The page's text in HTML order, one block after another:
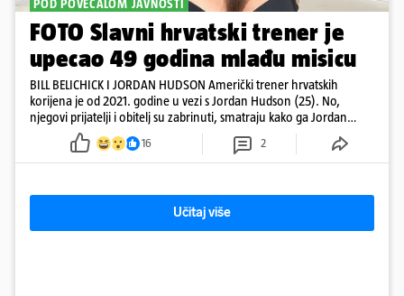
POD POVEĆALOM JAVNOSTI
FOTO Slavni hrvatski trener je
upecao 49 godina mlađu misicu
BILL BELICHICK I JORDAN HUDSON Američki trener hrvatskih
korijena je od 2021. godine u vezi s Jordan Hudson (25). No,
njegovi prijatelji i obitelj su zabrinuti, smatraju kako ga Jordan
kontrolira
16 2
Učitaj više